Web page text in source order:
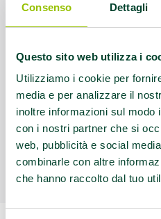
Consenso Dettagli
Questo sito web utilizza i
Utilizziamo i cookie per
media e per analizzare il
inoltre informazioni sul
con i nostri partner che si
web, pubblicità e social
combinarle con altre
che hanno raccolto dal tuo